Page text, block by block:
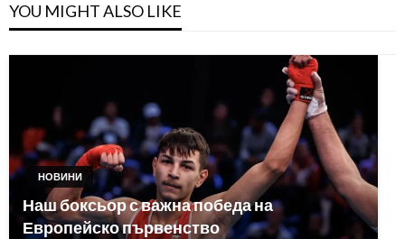
YOU MIGHT ALSO LIKE
НОВИНИ
Наш боксьор с важна победа на
Европейско първенство